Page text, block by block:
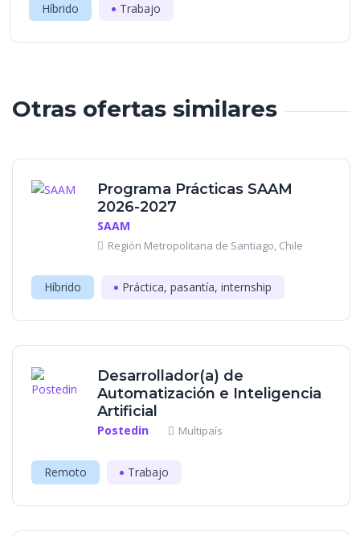
Híbrido Trabajo
Otras ofertas similares
Programa Prácticas SAAM
2026-2027
SAAM
Región Metropolitana de Santiago, Chile
Híbrido Práctica, pasantía, internship
Desarrollador(a) de
Automatización e Inteligencia
Artificial
Postedin Multipaís
Remoto Trabajo